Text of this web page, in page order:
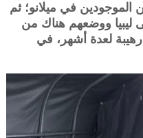
الموجودين في ميلانو؛ ثم
ليبيا ووضعهم هناك من
لعدة أشهر، في